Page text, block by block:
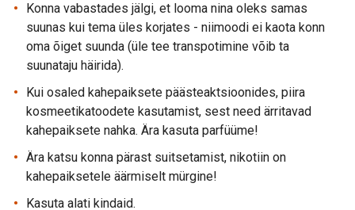
Konna vabastades jälgi, et looma nina oleks samas
suunas kui tema üles korjates - niimoodi ei kaota konn
oma õiget suunda (üle tee transpotimine võib ta
suunataju häirida).
Kui osaled kahepaiksete päästeaktsioonides, piira
kosmeetikatoodete kasutamist, sest need ärritavad
kahepaiksete nahka. Ära kasuta parfüüme!
Ära katsu konna pärast suitsetamist, nikotiin on
kahepaiksetele äärmiselt mürgine!
Kasuta alati kindaid.